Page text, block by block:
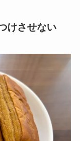
けさせない